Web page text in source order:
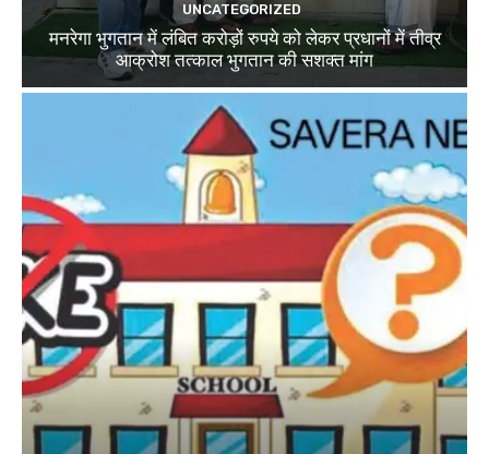
UNCATEGORIZED
मनरेगा भुगतान में लंबित करोड़ों रुपये को लेकर प्रधानों में तीव्र
आक्रोश तत्काल भुगतान की सशक्त मांग